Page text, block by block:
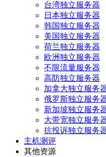
台湾独立服务器
日本独立服务器
韩国独立服务器
美国独立服务器
荷兰独立服务器
欧洲独立服务器
不限流量服务器
高防独立服务器
加拿大独立服务
俄罗斯独立服务
新加坡独立服务
大带宽独立服务
抗投诉独立服务
主机测评
其他资源